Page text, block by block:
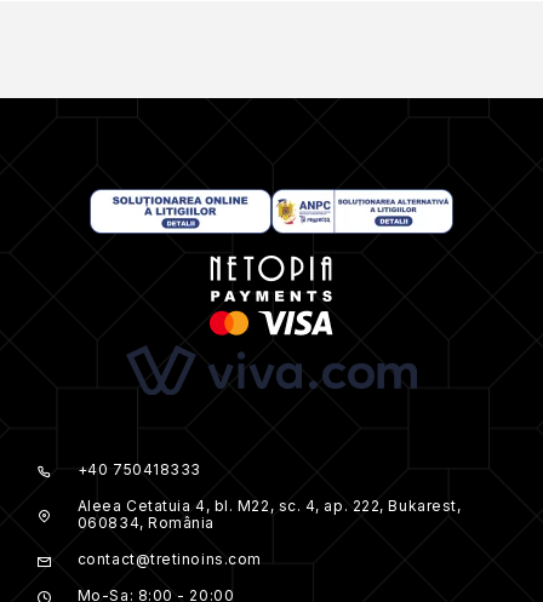
+40 750418333
Aleea Cetatuia 4, bl. M22, sc. 4, ap. 222, Bukarest,
060834, România
contact@tretinoins.com
Mo-Sa: 8:00 - 20:00